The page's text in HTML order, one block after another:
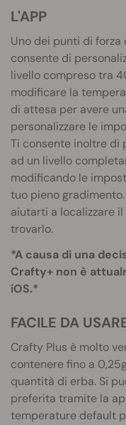
L'APP
Uno dei punti di forza
consente di
livello compreso tra
modificare la
di attesa per avere
personalizzare le
Ti consente inoltre di
ad un livello
modificando le
tuo pieno
aiutarti a localizzare il
trovarlo.
*A causa di una
Crafty+ non è
iOS.*
FACILE DA
Crafty Plus è molto
contenere fino a
quantità di erba. Si
preferita tramite la
temperature default